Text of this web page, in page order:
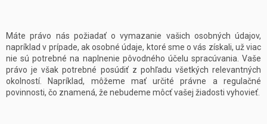
Máte právo nás požiadať o vymazanie vašich osobných údajov,
napríklad v prípade, ak osobné údaje, ktoré sme o vás získali, už viac
nie sú potrebné na naplnenie pôvodného účelu spracúvania. Vaše
právo je však potrebné posúdiť z pohľadu všetkých relevantných
okolností. Napríklad, môžeme mať určité právne a regulačné
povinnosti, čo znamená, že nebudeme môcť vašej žiadosti vyhovieť.